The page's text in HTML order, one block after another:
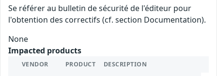
Se référer au bulletin de sécurité de l'éditeur pour
l'obtention des correctifs (cf. section Documentation).
None
Impacted products
VENDOR PRODUCT DESCRIPTION